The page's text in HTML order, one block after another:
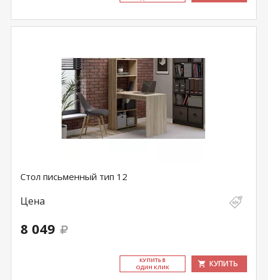
Стол письменный тип 12
Цена
8 049
КУ­ПИТЬ В
ОДИН КЛИК
КУПИТЬ